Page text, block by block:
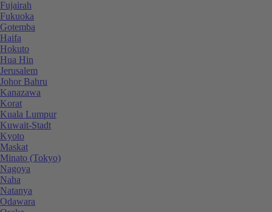
Fujairah
Fukuoka
Gotemba
Haifa
Hokuto
Hua Hin
Jerusalem
Johor Bahru
Kanazawa
Korat
Kuala Lumpur
Kuwait-Stadt
Kyoto
Maskat
Minato (Tokyo)
Nagoya
Naha
Natanya
Odawara